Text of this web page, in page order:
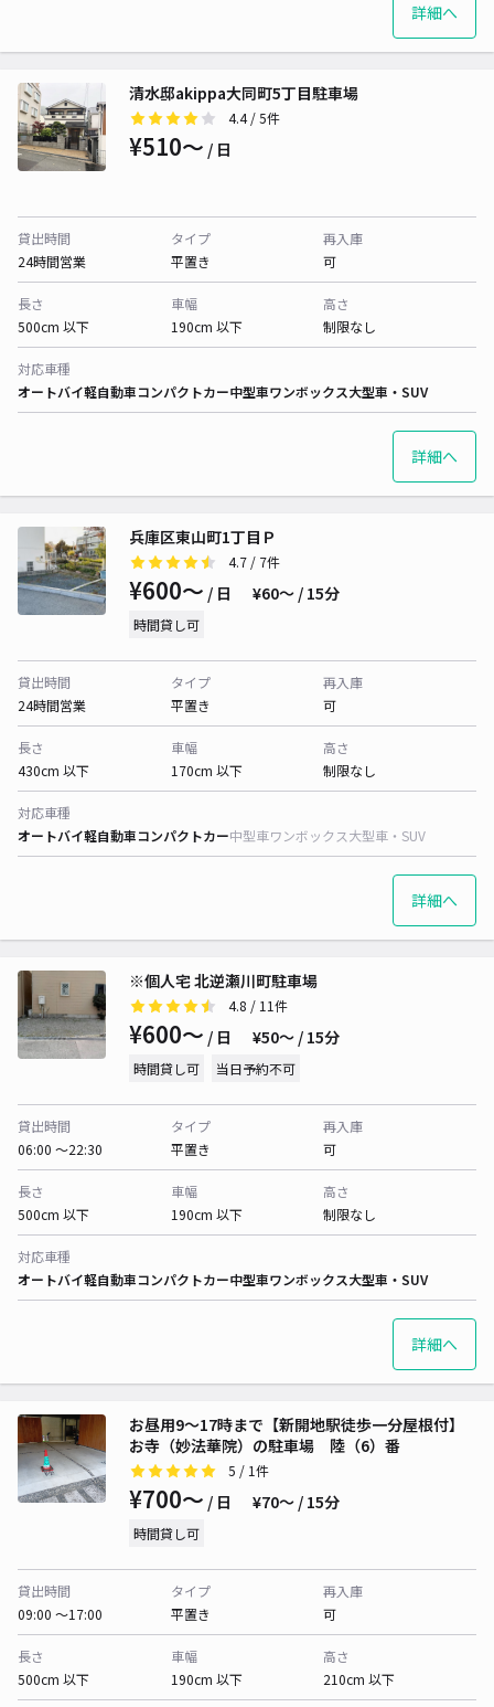
詳細へ
清水邸akippa大同町5丁目駐車場
4.4/ 5件
¥510〜 / 日
貸出時間
24時間営業
タイプ
平置き
再入庫
可
長さ
500cm 以下
車幅
190cm 以下
高さ
制限なし
対応車種
オートバイ軽自動車コンパクトカー中型車ワンボックス大型車・SUV
詳細へ
兵庫区東山町1丁目Ｐ
4.7 / 7件
¥600〜 / 日 ¥60〜 / 15分
時間貸し可
貸出時間
24時間営業
タイプ
平置き
再入庫
可
長さ
430cm 以下
車幅
170cm 以下
高さ
制限なし
対応車種
オートバイ軽自動車コンパクトカー中型車ワンボックス大型車・SUV
詳細へ
※個人宅 北逆瀬川町駐車場
4.8 / 11件
¥600〜 / 日 ¥50〜 / 15分
時間貸し可 当日予約不可
貸出時間
06:00 〜22:30
タイプ
平置き
再入庫
可
長さ
500cm 以下
車幅
190cm 以下
高さ
制限なし
対応車種
オートバイ軽自動車コンパクトカー中型車ワンボックス大型車・SUV
詳細へ
お昼用9〜17時まで【新開地駅徒歩一分屋根付】
お寺（妙法華院）の駐車場 陸（6）番
5 / 1件
¥700〜 / 日 ¥70〜 / 15分
時間貸し可
貸出時間
09:00 〜17:00
タイプ
平置き
再入庫
可
長さ
500cm 以下
車幅
190cm 以下
高さ
210cm 以下